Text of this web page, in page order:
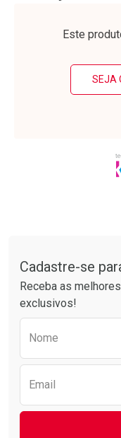
Laboratório
Por R$ 39,99/cada
Por Menos
Este
SEJA
Cadastre-se
Receba as
exclusivos!
Nome
Email